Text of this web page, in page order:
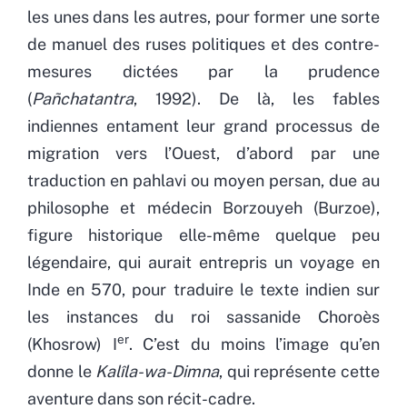
les unes dans les autres, pour former une sorte
de manuel des ruses politiques et des contre-
mesures dictées par la prudence
(Pañchatantra, 1992). De là, les fables
indiennes entament leur grand processus de
migration vers l’Ouest, d’abord par une
traduction en pahlavi ou moyen persan, due au
philosophe et médecin Borzouyeh (Burzoe),
figure historique elle-même quelque peu
légendaire, qui aurait entrepris un voyage en
Inde en 570, pour traduire le texte indien sur
les instances du roi sassanide Choroès
(Khosrow) Ier. C’est du moins l’image qu’en
donne le Kalîla-wa-Dimna, qui représente cette
aventure dans son récit-cadre.